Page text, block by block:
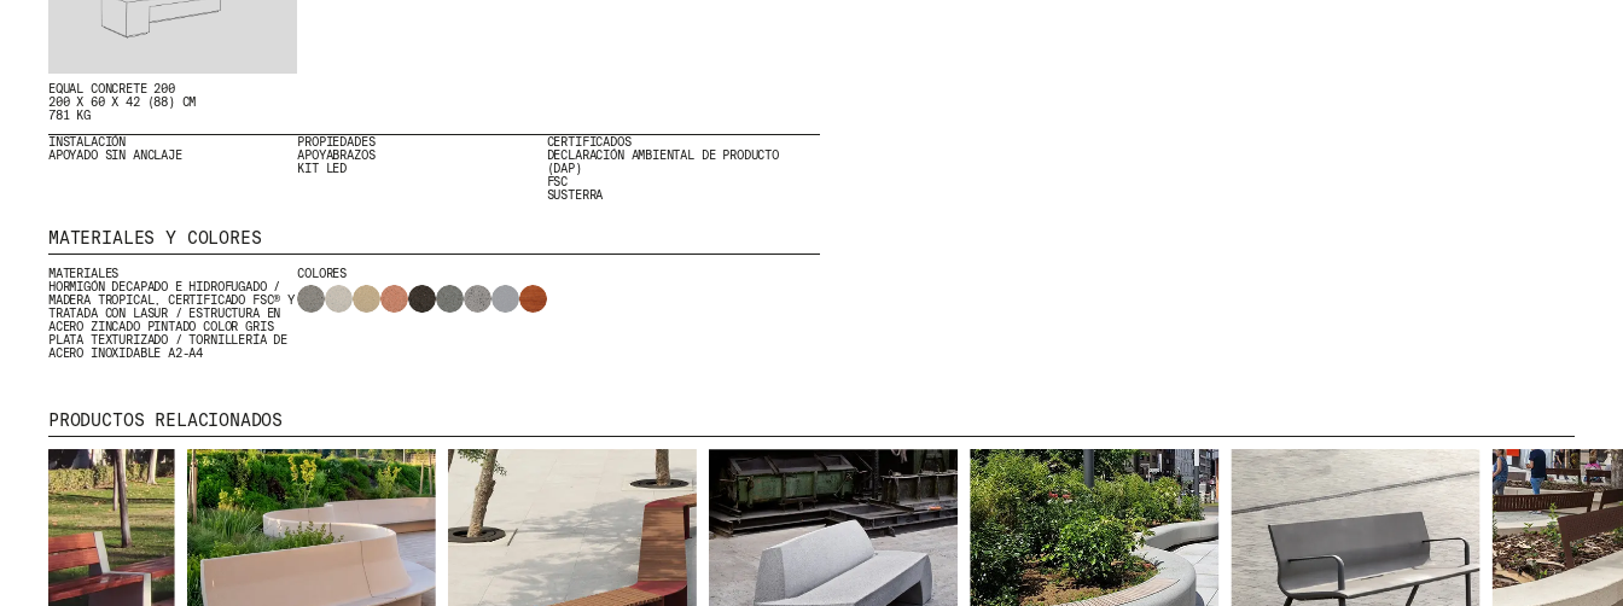
EQUAL CONCRETE 200
200 X 60 X 42 (88) CM
781 KG
INSTALACIÓN
APOYADO SIN ANCLAJE
PROPIEDADES
APOYABRAZOS
KIT LED
CERTIFICADOS
DECLARACIÓN AMBIENTAL DE PRODUCTO
(DAP)
FSC
SUSTERRA
MATERIALES Y COLORES
MATERIALES
HORMIGÓN DECAPADO E HIDROFUGADO /
MADERA TROPICAL, CERTIFICADO FSC® Y
TRATADA CON LASUR / ESTRUCTURA EN
ACERO ZINCADO PINTADO COLOR GRIS
PLATA TEXTURIZADO / TORNILLERÍA DE
ACERO INOXIDABLE A2-A4
COLORES
PRODUCTOS RELACIONADOS
WE ARE MOLINS